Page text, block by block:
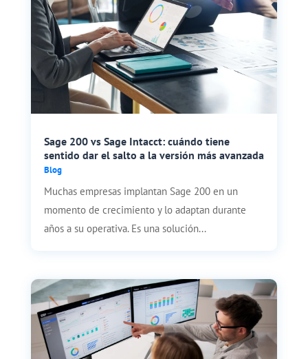
Sage 200 vs Sage Intacct: cuándo tiene
sentido dar el salto a la versión más avanzada
Blog
Muchas empresas implantan Sage 200 en un
momento de crecimiento y lo adaptan durante
años a su operativa. Es una solución...